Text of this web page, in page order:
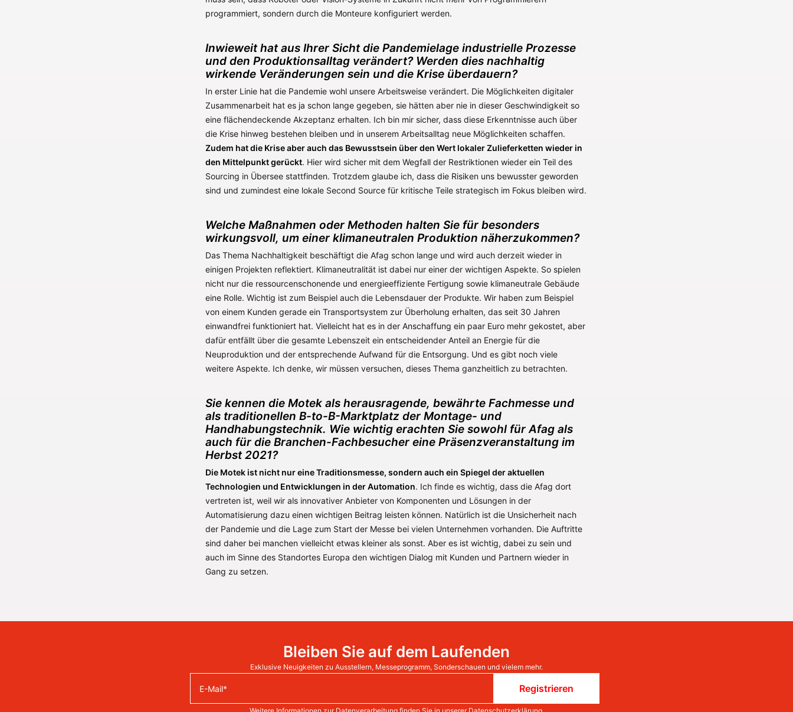
programmiert, sondern durch die Monteure konfiguriert werden.
Inwieweit hat aus Ihrer Sicht die Pandemielage industrielle Prozesse
und den Produktionsalltag verändert? Werden dies nachhaltig
wirkende Veränderungen sein und die Krise überdauern?
In erster Linie hat die Pandemie wohl unsere Arbeitsweise verändert. Die Möglichkeiten digitaler
Zusammenarbeit hat es ja schon lange gegeben, sie hätten aber nie in dieser Geschwindigkeit so
eine flächendeckende Akzeptanz erhalten. Ich bin mir sicher, dass diese Erkenntnisse auch über
die Krise hinweg bestehen bleiben und in unserem Arbeitsalltag neue Möglichkeiten schaffen.
Zudem hat die Krise aber auch das Bewusstsein über den Wert lokaler Zulieferketten wieder in
den Mittelpunkt gerückt. Hier wird sicher mit dem Wegfall der Restriktionen wieder ein Teil des
Sourcing in Übersee stattfinden. Trotzdem glaube ich, dass die Risiken uns bewusster geworden
sind und zumindest eine lokale Second Source für kritische Teile strategisch im Fokus bleiben wird.
Welche Maßnahmen oder Methoden halten Sie für besonders
wirkungsvoll, um einer klimaneutralen Produktion näherzukommen?
Das Thema Nachhaltigkeit beschäftigt die Afag schon lange und wird auch derzeit wieder in
einigen Projekten reflektiert. Klimaneutralität ist dabei nur einer der wichtigen Aspekte. So spielen
nicht nur die ressourcenschonende und energieeffiziente Fertigung sowie klimaneutrale Gebäude
eine Rolle. Wichtig ist zum Beispiel auch die Lebensdauer der Produkte. Wir haben zum Beispiel
von einem Kunden gerade ein Transportsystem zur Überholung erhalten, das seit 30 Jahren
einwandfrei funktioniert hat. Vielleicht hat es in der Anschaffung ein paar Euro mehr gekostet, aber
dafür entfällt über die gesamte Lebenszeit ein entscheidender Anteil an Energie für die
Neuproduktion und der entsprechende Aufwand für die Entsorgung. Und es gibt noch viele
weitere Aspekte. Ich denke, wir müssen versuchen, dieses Thema ganzheitlich zu betrachten.
Sie kennen die Motek als herausragende, bewährte Fachmesse und
als traditionellen B-to-B-Marktplatz der Montage- und
Handhabungstechnik. Wie wichtig erachten Sie sowohl für Afag als
auch für die Branchen-Fachbesucher eine Präsenzveranstaltung im
Herbst 2021?
Die Motek ist nicht nur eine Traditionsmesse, sondern auch ein Spiegel der aktuellen
Technologien und Entwicklungen in der Automation. Ich finde es wichtig, dass die Afag dort
vertreten ist, weil wir als innovativer Anbieter von Komponenten und Lösungen in der
Automatisierung dazu einen wichtigen Beitrag leisten können. Natürlich ist die Unsicherheit nach
der Pandemie und die Lage zum Start der Messe bei vielen Unternehmen vorhanden. Die Auftritte
sind daher bei manchen vielleicht etwas kleiner als sonst. Aber es ist wichtig, dabei zu sein und
auch im Sinne des Standortes Europa den wichtigen Dialog mit Kunden und Partnern wieder in
Gang zu setzen.
Bleiben Sie auf dem Laufenden
Exklusive Neuigkeiten zu Ausstellern, Messeprogramm, Sonderschauen und vielem mehr.
Registrieren